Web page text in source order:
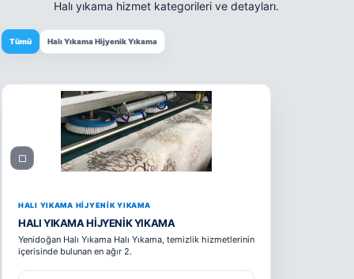
Halı yıkama hizmet kategorileri ve detayları.
Tümü Halı Yıkama Hijyenik Yıkama
□
HALI YIKAMA HIJYENIK YIKAMA
HALI YIKAMA HIJYENIK YIKAMA
Yenidoğan Halı Yıkama Halı Yıkama, temizlik hizmetlerinin
içerisinde bulunan en ağır 2.